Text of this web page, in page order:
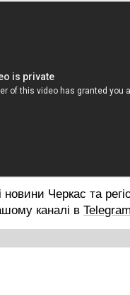
новини Черкас та
каналі в Telegram